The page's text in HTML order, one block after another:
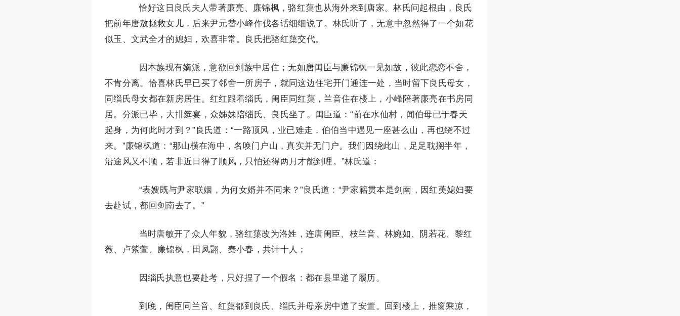
恰好这日良氏夫人带著廉亮、廉锦枫，骆红蕖也从海外来到唐家。林氏问起根由，良氏
把前年唐敖拯救女儿，后来尹元替小峰作伐各话细细说了。林氏听了，无意中忽然得了一个如花
似玉、文武全才的媳妇，欢喜非常。良氏把骆红蕖交代。
因本族现有嫡派，意欲回到族中居住；无如唐闺臣与廉锦枫一见如故，彼此恋恋不舍，
不肯分离。恰喜林氏早已买了邻舍一所房子，就同这边住宅开门通连一处，当时留下良氏母女，
同缁氏母女都在新房居住。红红跟着缁氏，闺臣同红蕖，兰音住在楼上，小峰陪著廉亮在书房同
居。分派已毕，大排筵宴，众姊妹陪缁氏、良氏坐了。闺臣道：“前在水仙村，闻伯母已于春天
起身，为何此时才到？”良氏道：“一路顶风，业已难走，伯伯当中遇见一座甚么山，再也绕不过
来。”廉锦枫道：“那山横在海中，名唤门户山，真实并无门户。我们因绕此山，足足耽搁半年，
沿途风又不顺，若非近日得了顺风，只怕还得两月才能到哩。”林氏道：
“表嫂既与尹家联姻，为何女婿并不同来？”良氏道：“尹家籍贯本是剑南，因红萸媳妇要
去赴试，都回剑南去了。”
当时唐敏开了众人年貌，骆红蕖改为洛姓，连唐闺臣、枝兰音、林婉如、阴若花、黎红
薇、卢紫萱、廉锦枫，田凤翾、秦小春，共计十人；
因缁氏执意也要赴考，只好捏了一个假名：都在县里递了履历。
到晚，闺臣同兰音、红蕖都到良氏、缁氏并母亲房中道了安置。回到楼上，推窗乘凉，